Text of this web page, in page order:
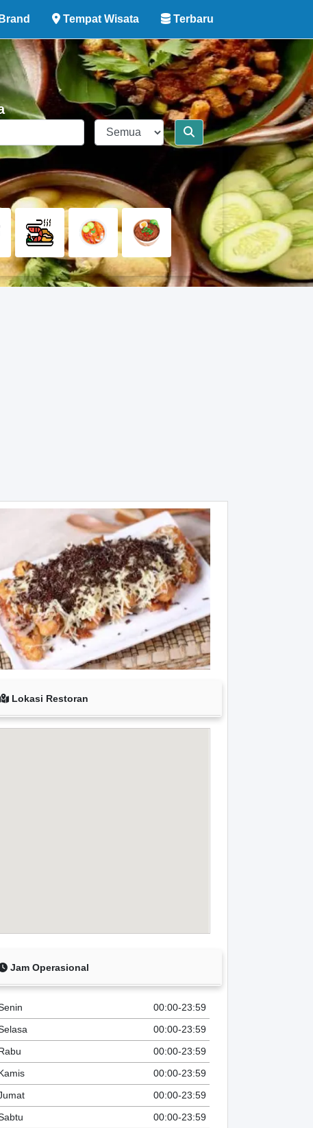
Tempat Wisata Terbaru
Lokasi Restoran
Jam Operasional
00:00-23:59
00:00-23:59
00:00-23:59
00:00-23:59
00:00-23:59
00:00-23:59